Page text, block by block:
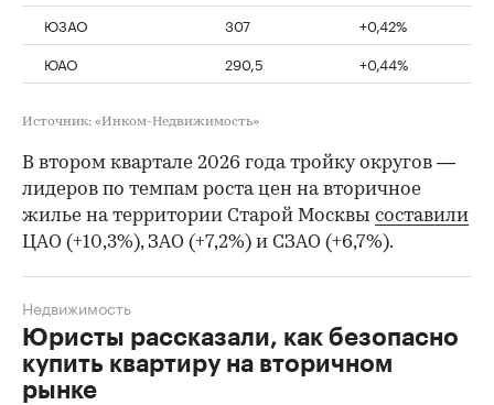
ЮЗАО
307
+0,42%
ЮАО
290,5 +0,44%
Источник: «Инком-Недвижимость»
В втором квартале 2026 года тройку округов —
лидеров по темпам роста цен на вторичное
жилье на территории Старой Москвы составили
ЦАО (+10,3%), ЗАО (+7,2%) и СЗАО (+6,7%).
Юристы рассказали, как безопасно
купить квартиру на вторичном
рынке
Недвижимость